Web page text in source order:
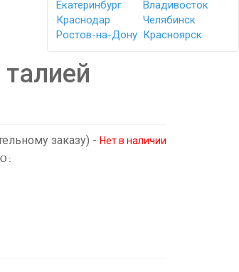
Екатеринбург
Владивосток
Краснодар
Челябинск
Ростов-на-Дону Красноярск
заказу) - Нет в наличии
: